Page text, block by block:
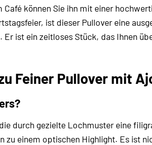
können Sie ihn mit einer
ist dieser Pullover eine
ist ein zeitloses Stück, das Ihnen
Feiner Pullover mit
durch gezielte Lochmuster eine
zu einem optischen Highlight. Es ist